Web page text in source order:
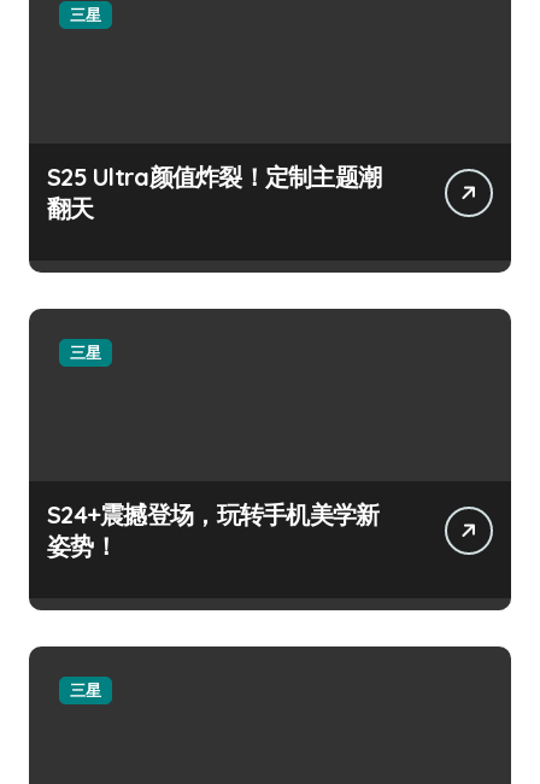
三星
S25 Ultra颜值炸裂！定制主题潮
翻天
三星
S24+震撼登场，玩转手机美学新
姿势！
三星